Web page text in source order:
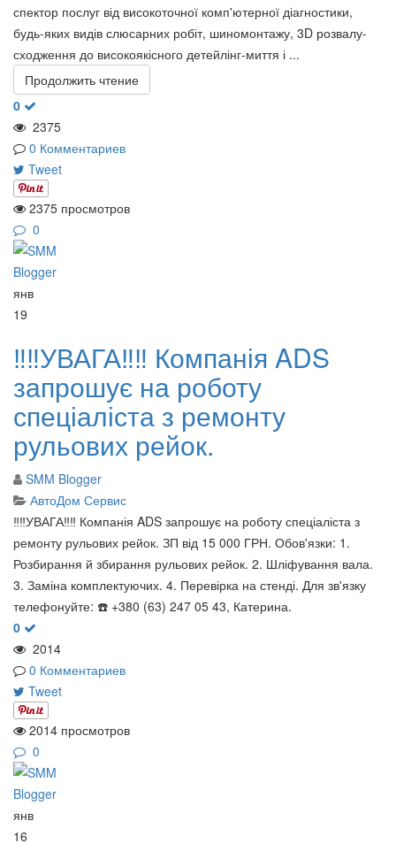
спектор послуг від високоточної комп'ютерної діагностики,
будь-яких видів слюсарних робіт, шиномонтажу, 3D розвалу-
сходження до високоякісного детейлінг-миття і ...
Продолжить чтение
0
2375
0 Комментариев
Tweet
2375 просмотров
0
янв
19
‼️‼️УВАГА‼️‼️ Компанія ADS
запрошує на роботу
спеціаліста з ремонту
рульових рейок.
SMM Blogger
АвтоДом Сервис
‼️‼️УВАГА‼️‼️ Компанія ADS запрошує на роботу спеціаліста з
ремонту рульових рейок. ЗП від 15 000 ГРН. Обов'язки: 1.
Розбирання й збирання рульових рейок. 2. Шліфування вала.
3. Заміна комплектуючих. 4. Перевірка на стенді. Для зв'язку
телефонуйте: ☎️ +380 (63) 247 05 43, Катерина.
0
2014
0 Комментариев
Tweet
2014 просмотров
0
янв
16